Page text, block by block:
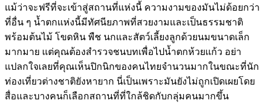
แม้ว่าจะฟรีที่จะเข้าสู่สถานที่แห่งนี้ ความงามของมันไม่ด้อยกว่า
ที่อื่น ๆ น้ำตกแห่งนี้มีทัศนียภาพที่สวยงามและเป็นธรรมชาติ
พร้อมต้นไม้ โขดหิน พืช นกและสัตว์เลี้ยงลูกด้วยนมขนาดเล็ก
มากมาย แต่คุณต้องสำรวจชนบทเพื่อไปน้ำตกห้วยแก้ว อย่า
แปลกใจเลยที่คุณเห็นปิกนิกของคนไทยจำนวนมากในขณะที่นัก
ท่องเที่ยวต่างชาติยังหายาก นี่เป็นเพราะมันยังไม่ถูกเปิดเผยโดย
สื่อและบางคนก็เลือกสถานที่ที่ใกล้ชิดกับกลุ่มคนมากขึ้น